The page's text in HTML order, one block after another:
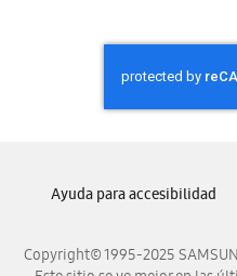
Copyright© 1995-2025
Ayuda para accesibilidad